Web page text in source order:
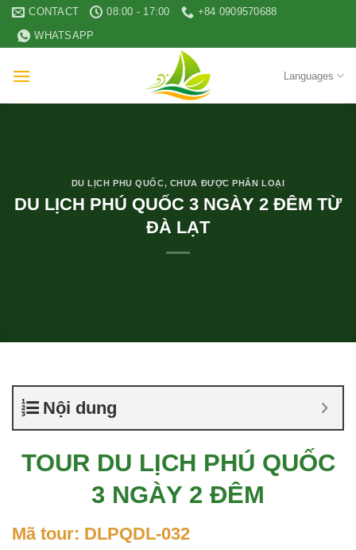
Skip
content
CONTACT 08:00 - 17:00
+84 0909570688
WHATSAPP
Languages
DU LỊCH PHU QUỐC, CHƯA ĐƯỢC PHÂN LOẠI
DU LỊCH PHÚ QUỐC 3 NGÀY 2 ĐÊM TỪ
ĐÀ LẠT
Nội dung
TOUR DU LỊCH PHÚ QUỐC
3 NGÀY 2 ĐÊM
Mã tour: DLPQDL-032